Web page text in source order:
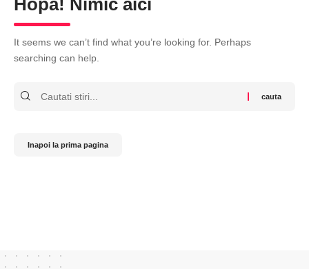
Hopa! Nimic aici
It seems we can’t find what you’re looking for. Perhaps
searching can help.
Inapoi la prima pagina